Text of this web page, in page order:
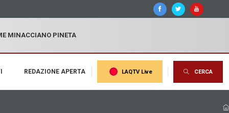
MINACCIANO PINETA
REDAZIONE APERTA LAQTV Live CERCA